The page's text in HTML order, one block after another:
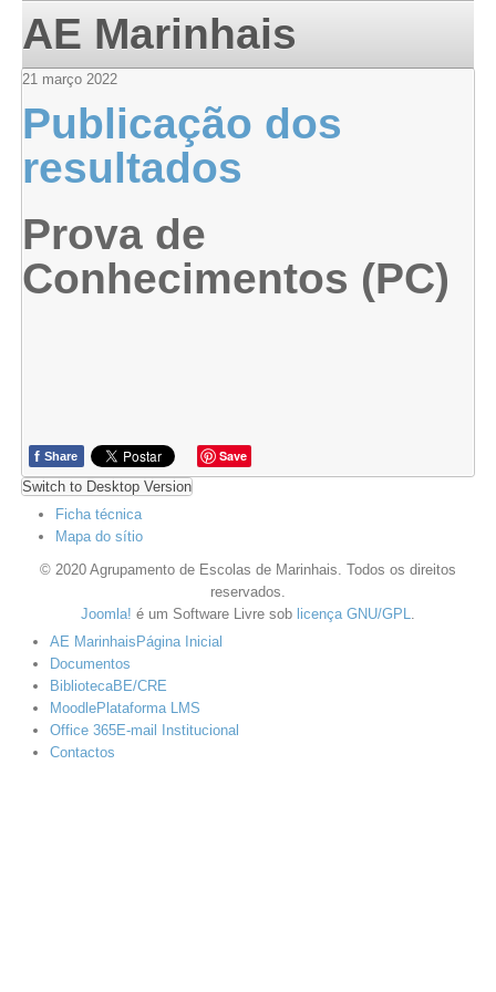
AE Marinhais
21 março 2022
Publicação dos
resultados
Prova de
Conhecimentos (PC)
f Share
Save
Switch to Desktop Version
Ficha técnica
Mapa do sítio
© 2020 Agrupamento de Escolas de Marinhais. Todos os direitos
reservados.
Joomla! é um Software Livre sob licença GNU/GPL.
AE Marinhais Página Inicial
Documentos
BibliotecaBE/CRE
MoodlePlataforma LMS
Office 365E-mail Institucional
Contactos